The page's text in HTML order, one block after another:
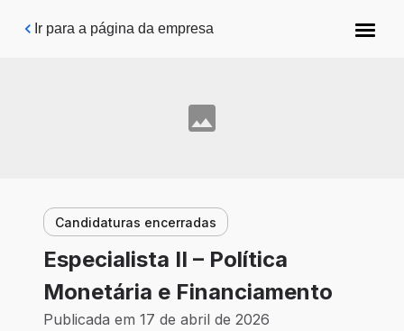
Pular para o conteúdo principal
Ir para a página da empresa
Candidaturas encerradas
Especialista II – Política
Monetária e Financiamento
Publicada em 17 de abril de 2026